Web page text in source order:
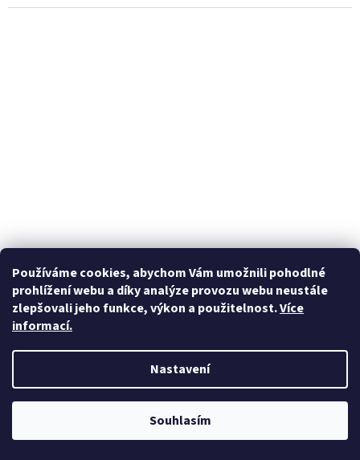
Používáme cookies, abychom Vám umožnili pohodlné
prohlížení webu a díky analýze provozu webu neustále
zlepšovali jeho funkce, výkon a použitelnost.Více
informací.
Nastavení
Souhlasím
Síťka do vlasů s kamínky černá Waldhausen
Síťka do vlasů černá.
Výprodej